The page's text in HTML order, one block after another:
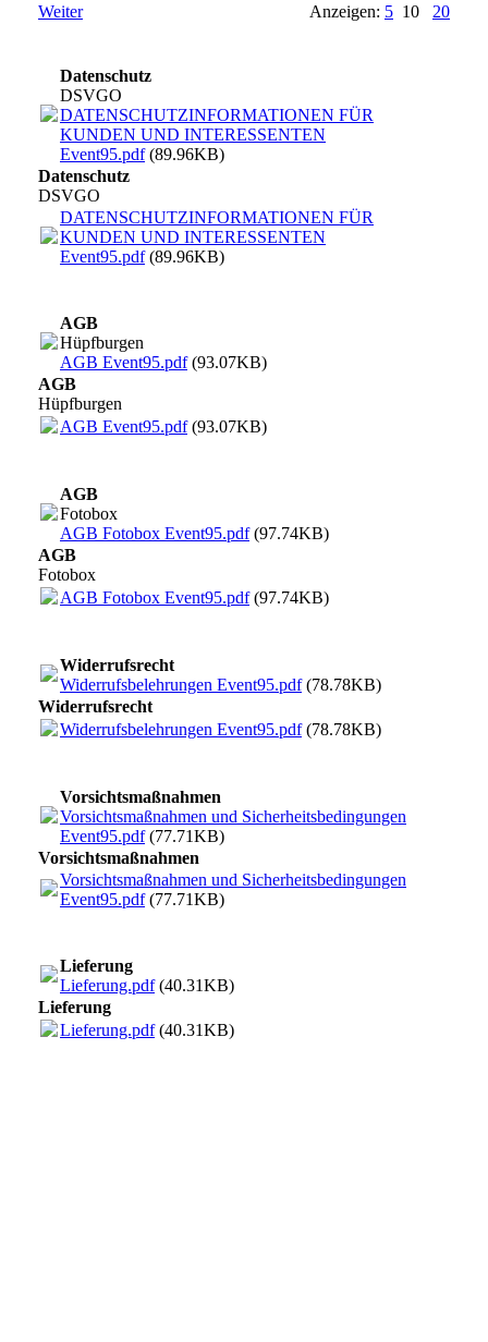
Weiter
Anzeigen: 5 10 20
Datenschutz
DSVGO
DATENSCHUTZINFORMATIONEN FÜR
KUNDEN UND INTERESSENTEN
Event95.pdf(89.96KB)
Datenschutz
DSVGO
DATENSCHUTZINFORMATIONEN FÜR
KUNDEN UND INTERESSENTEN
Event95.pdf(89.96KB)
AGB
Hüpfburgen
AGB Event95.pdf(93.07KB)
AGB
Hüpfburgen
AGB Event95.pdf(93.07KB)
AGB
Fotobox
AGB Fotobox Event95.pdf(97.74KB)
AGB
Fotobox
AGB Fotobox Event95.pdf(97.74KB)
Widerrufsrecht
Widerrufsbelehrungen Event95.pdf(78.78KB)
Widerrufsrecht
Widerrufsbelehrungen Event95.pdf(78.78KB)
Vorsichtsmaßnahmen
Vorsichtsmaßnahmen und Sicherheitsbedingungen
Event95.pdf(77.71KB)
Vorsichtsmaßnahmen
Vorsichtsmaßnahmen und Sicherheitsbedingungen
Event95.pdf(77.71KB)
Lieferung
Lieferung.pdf(40.31KB)
Lieferung
Lieferung.pdf(40.31KB)